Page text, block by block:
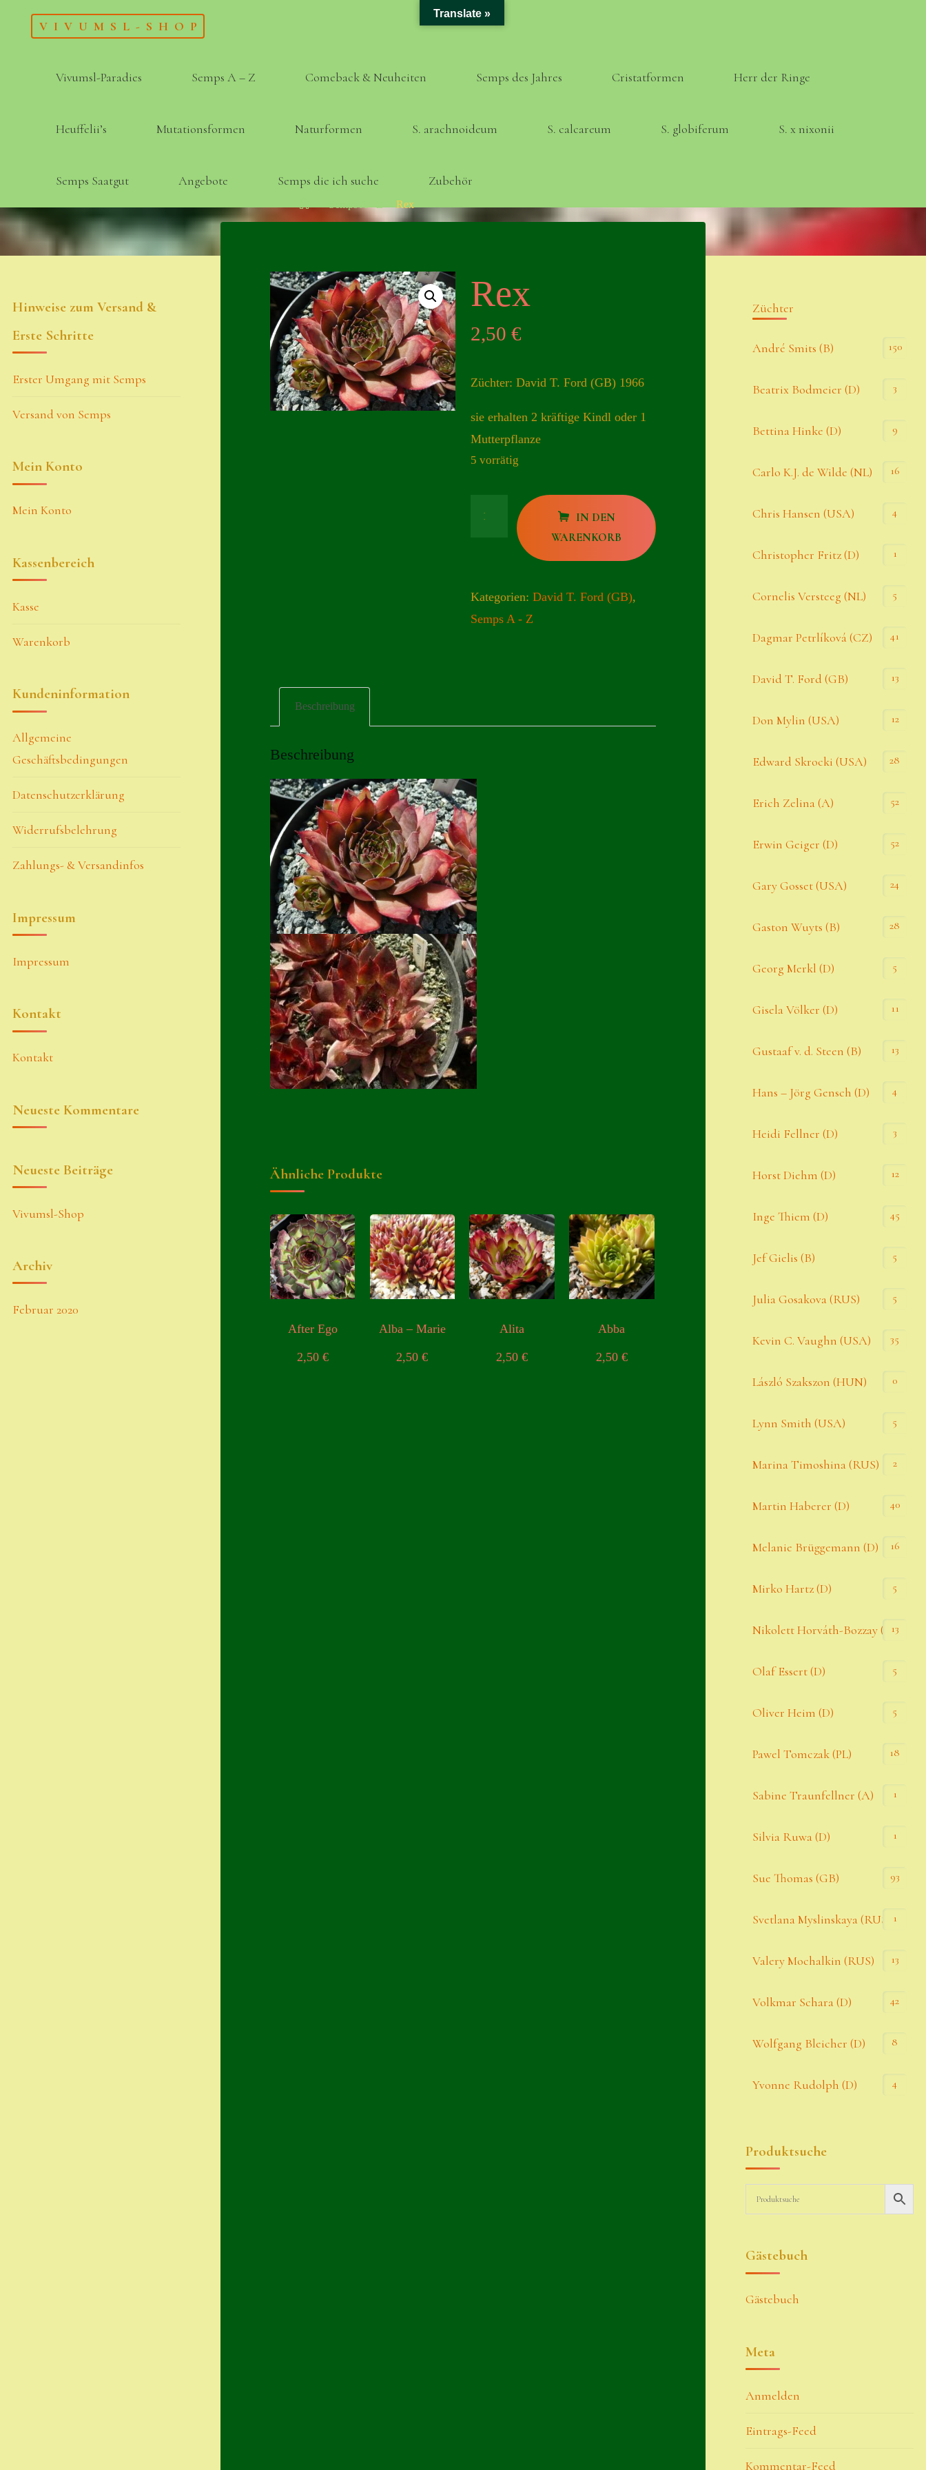
VIVUMSL-SHOP
Vivumsl-Paradies Semps A – Z Comeback & Neuheiten Semps des Jahres Cristatformen Herr der Ringe
Heuffelii’s Mutationsformen Naturformen S. arachnoideum S. calcareum S. globiferum S. x nixonii
Semps Saatgut Angebote Semps die ich suche Zubehör
Kategorien
Seiten
Account
Comeback & Neuheiten
Warenkorb
Widerrufsbelehrung
Zahlung
Semps A - Z Rex
Rex
2,50€
Züchter: David T. Ford (GB) 1966
sie erhalten 2 kräftige Kindl oder 1
Mutterpflanze
5 vorrätig
IN DEN
WARENKORB
Kategorien:David T. Ford (GB),
Semps A - Z
Beschreibung
Beschreibung
Ähnliche Produkte
After Ego
2,50 €
Alba – Marie
2,50€
Alita
2,50€
Abba
2,50 €
Hinweise zum Versand &
Erste Schritte
Erster Umgang mit Semps
Versand von Semps
Mein Konto
Mein Konto
Kassenbereich
Kasse
Warenkorb
Kundeninformation
Allgemeine
Geschäftsbedingungen
Datenschutzerklärung
Widerrufsbelehrung
Zahlungs- & Versandinfos
Impressum
Impressum
Kontakt
Kontakt
Neueste Kommentare
Neueste Beiträge
Vivumsl-Shop
Archiv
Februar 2020
Züchter
André Smits (B) 150
Beatrix Bodmeier (D) 3
Bettina Hinke (D) 9
Carlo K.J. de Wilde (NL) 16
Chris Hansen (USA) 4
Christopher Fritz (D) 1
Cornelis Versteeg (NL) 5
Dagmar Petrlíková (CZ) 41
David T. Ford (GB) 13
Don Mylin (USA) 12
Edward Skrocki (USA) 28
Erich Zelina (A) 52
Erwin Geiger (D) 52
Gary Gosset (USA) 24
Gaston Wuyts (B) 28
Georg Merkl (D) 5
Gisela Völker (D) 11
Gustaaf v. d. Steen (B) 13
Hans – Jörg Gensch (D) 4
Heidi Fellner (D) 3
Horst Diehm (D) 12
Inge Thiem (D) 45
Jef Gielis (B) 5
Julia Gosakova (RUS) 5
Kevin C. Vaughn (USA) 35
László Szakszon (HUN) 0
Lynn Smith (USA) 5
Marina Timoshina (RUS) 2
Martin Haberer (D) 40
Melanie Brüggemann (D) 16
Mirko Hartz (D) 5
Nikolett Horváth-Bozzay (A)13
Olaf Essert (D) 5
Oliver Heim (D) 5
Pawel Tomczak (PL) 18
Sabine Traunfellner (A) 1
Silvia Ruwa (D) 1
Sue Thomas (GB) 93
Svetlana Myslinskaya (RUS) 1
Valery Mochalkin (RUS) 13
Volkmar Schara (D) 42
Wolfgang Bleicher (D) 8
Yvonne Rudolph (D) 4
Produktsuche
Gästebuch
Gästebuch
Meta
Anmelden
Eintrags-Feed
Kommentar-Feed
Translate »